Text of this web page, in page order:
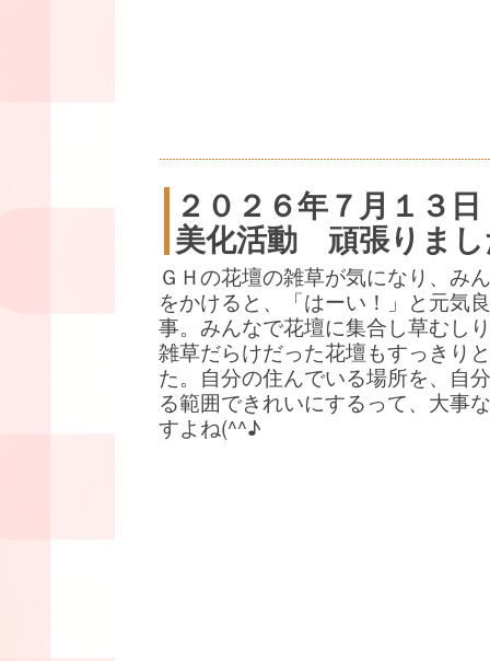
２０２６年７月１３日
美化活動 頑張りま
ＧＨの花壇の雑草が気になり、み
をかけると、「はーい！」と元気
事。みんなで花壇に集合し草むし
雑草だらけだった花壇もすっきり
た。自分の住んでいる場所を、自
る範囲できれいにするって、大事
すよね(^^♪